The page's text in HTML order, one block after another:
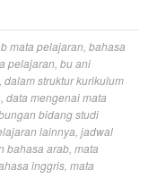
mata pelajaran bahasa
pelajaran bu ani
dalam struktur kurikulum
data mengenai mata
bidang studi
lainnya jadwal
bahasa arab mata
inggris mata